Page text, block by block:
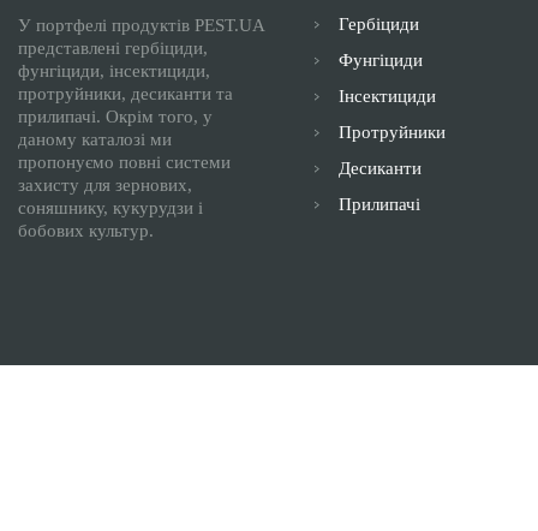
У портфелі продуктів PEST.UA
представлені гербіциди,
фунгіциди, інсектициди,
протруйники, десиканти та
прилипачі. Окрім того, у
даному каталозі ми
пропонуємо повні системи
захисту для зернових,
соняшнику, кукурудзи і
бобових культур.
Гербіциди
Фунгіциди
Інсектициди
Протруйники
Десиканти
Прилипачі